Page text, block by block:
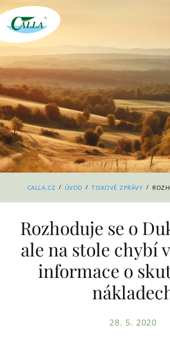
CALLA.CZ / ÚVOD / TISKOVÉ ZPRÁVY /
Rozhoduje se o
ale na stole chybí
informace o
28. 5. 2020